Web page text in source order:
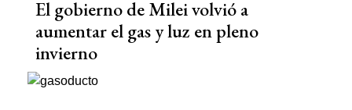
El gobierno de Milei volvió a
aumentar el gas y luz en pleno
invierno